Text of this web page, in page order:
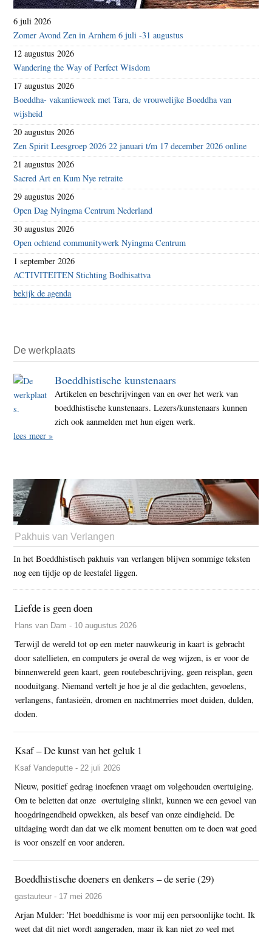
6 juli 2026
Zomer Avond Zen in Arnhem 6 juli -31 augustus
12 augustus 2026
Wandering the Way of Perfect Wisdom
17 augustus 2026
Boeddha- vakantieweek met Tara, de vrouwelijke Boeddha van
wijsheid
20 augustus 2026
Zen Spirit Leesgroep 2026 22 januari t/m 17 december 2026 online
21 augustus 2026
Sacred Art en Kum Nye retraite
29 augustus 2026
Open Dag Nyingma Centrum Nederland
30 augustus 2026
Open ochtend communitywerk Nyingma Centrum
1 september 2026
ACTIVITEITEN Stichting Bodhisattva
bekijk de agenda
De werkplaats
Boeddhistische kunstenaars
Artikelen en beschrijvingen van en over het werk van
boeddhistische kunstenaars. Lezers/kunstenaars kunnen
zich ook aanmelden met hun eigen werk.
lees meer »
Pakhuis van Verlangen
In het Boeddhistisch pakhuis van verlangen blijven sommige teksten
nog een tijdje op de leestafel liggen.
Liefde is geen doen
Hans van Dam - 10 augustus 2026
Terwijl de wereld tot op een meter nauwkeurig in kaart is gebracht
door satellieten, en computers je overal de weg wijzen, is er voor de
binnenwereld geen kaart, geen routebeschrijving, geen reisplan, geen
nooduitgang. Niemand vertelt je hoe je al die gedachten, gevoelens,
verlangens, fantasieën, dromen en nachtmerries moet duiden, dulden,
doden.
Ksaf – De kunst van het geluk 1
Ksaf Vandeputte - 22 juli 2026
Nieuw, positief gedrag inoefenen vraagt om volgehouden overtuiging.
Om te beletten dat onze overtuiging slinkt, kunnen we een gevoel van
hoogdringendheid opwekken, als besef van onze eindigheid. De
uitdaging wordt dan dat we elk moment benutten om te doen wat goed
is voor onszelf en voor anderen.
Boeddhistische doeners en denkers – de serie (29)
gastauteur - 17 mei 2026
Arjan Mulder: 'Het boeddhisme is voor mij een persoonlijke tocht. Ik
weet dat dit niet wordt aangeraden, maar ik kan niet zo veel met